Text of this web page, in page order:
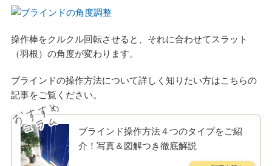
操作棒をクルクル回転させると、それに合わせてスラット
（羽根）の角度が変わります。
ブラインドの操作方法について詳しく知りたい方はこちらの
記事をご覧ください。
ブラインド操作方法４つのタイプをご紹
介！写真＆図解つき徹底解説